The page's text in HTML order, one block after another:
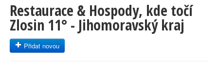
Restaurace & Hospody, kde točí
Zlosin 11° - Jihomoravský kraj
Přidat novou